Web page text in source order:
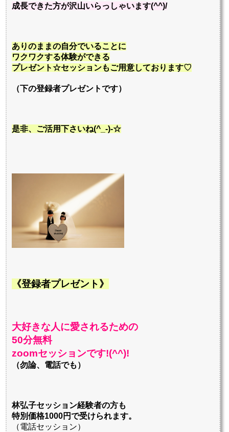
成長できた方が沢山いらっしゃいます(^^)/
ありのままの自分でいることに
ワクワクする体験ができる
プレゼント☆セッションもご用意しております♡
（下の登録者プレゼントです）
是非、ご活用下さいね(^_-)-☆
《登録者プレゼント》
大好きな人に愛されるための
50分無料
zoomセッションです!(^^)!
（勿論、電話でも）
林弘子セッション経験者の方も
特別価格1000円で受けられます。
（電話セッション）